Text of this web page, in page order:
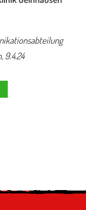
9.4.24